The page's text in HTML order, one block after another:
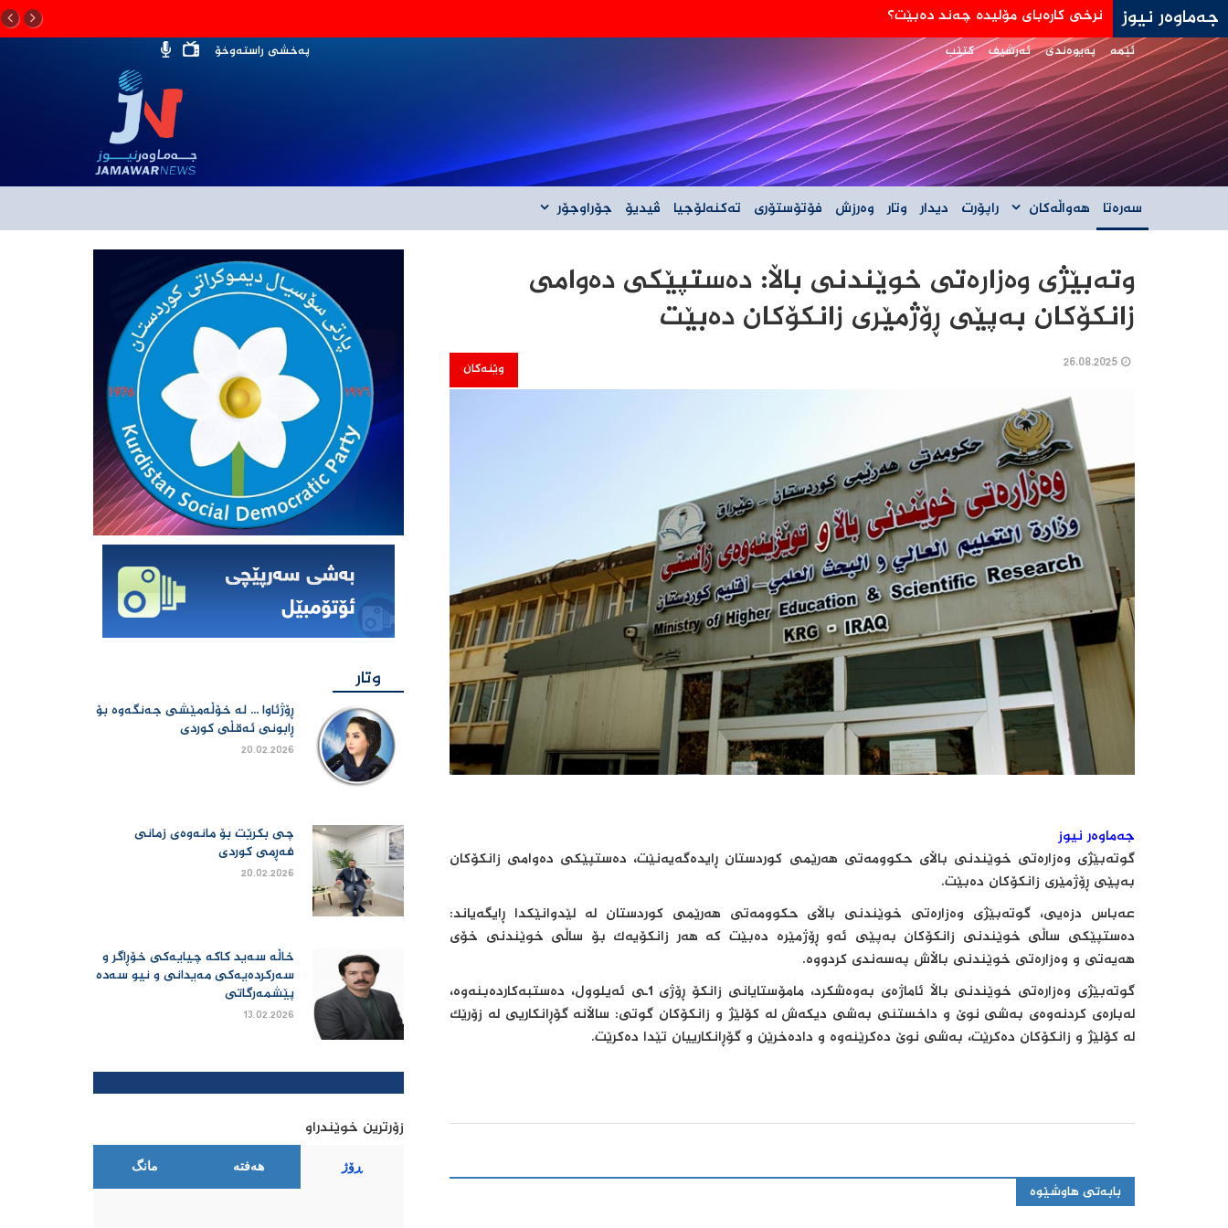
جەماوەر نیوز جه‌ی دی ڤانس: هێڵی سورمان له‌دانوستانه‌كان له‌گه‌ڵ ئێران نیه‌
ئێمە پەیوەندی ئەرشیف کتێب پەخشی راستەوخۆ
سەرەتا هەواڵەکان راپۆرت دیدار وتار وەرزش فۆتۆستۆری تەکنەلۆجیا ڤیدیۆ جۆراوجۆر
وتەبێژی وەزارەتی خوێندنی باڵا: دەستپێکی دەوامی
زانکۆکان بەپێی ڕۆژمێری زانکۆکان دەبێت
وێنەکان
جەماوەر نیوز
گوتەبێژی وەزارەتی خوێندنی باڵای حکوومەتی هەرێمی کوردستان ڕایدەگەیەنێت، دەستپێکی دەوامی زانکۆکان
بەپێی ڕۆژمێری زانکۆکان دەبێت.
عەباس دزەیی، گوتەبێژی وەزارەتی خوێندنی باڵای حکوومەتی هەرێمی کوردستان لە لێدوانێکدا ڕایگەیاند:
دەستپێکی ساڵی خوێندنی زانکۆکان بەپێی ئەو ڕۆژمێرە دەبێت کە هەر زانکۆیەک بۆ ساڵی خوێندنی خۆی
هەیەتی و وەزارەتی خوێندنی باڵاش پەسەندی کردووە.
گوتەبێژی وەزارەتی خوێندنی باڵا ئاماژەی بەوەشکرد، مامۆستایانی زانکۆ ڕۆژی 1ـی ئەیلوول، دەستبەکاردەبنەوە،
لەبارەی کردنەوەی بەشی نوێ و داخستنی بەشی دیکەش لە کۆلێژ و زانکۆکان گوتی: ساڵانە گۆڕانکاریی لە زۆرێک
لە کۆلێژ و زانکۆکان دەکرێت، بەشی نوێ دەکرێنەوە و دادەخرێن و گۆڕانکارییان تێدا دەکرێت.
بابەتی هاوشێوە
وتار
ڕۆژئاوا ... لە خۆڵەمێشی جەنگەوە بۆ
ڕابونی ئەقڵی کوردی
20.02.2026
چی بكرێت بۆ مانەوەی زمانی
فەڕمی كوردی
20.02.2026
خاڵە سەید کاکە چیایەکی خۆڕاگر و
سەرکردەیەکی مەیدانی و نیو سەدە
پێشمەرگاتی
13.02.2026
زۆرترین خوێندراو
ڕۆژ هەفتە مانگ